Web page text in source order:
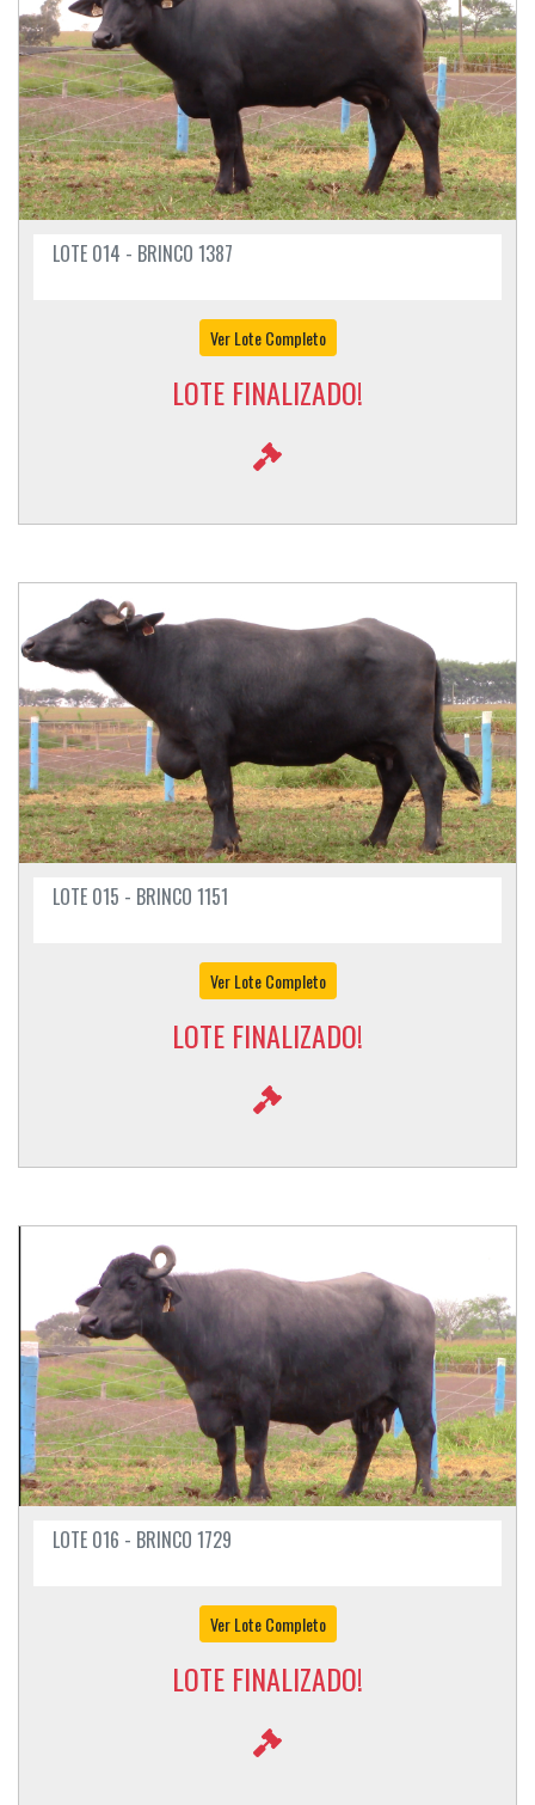
LOTE 014 - BRINCO 1387
Ver Lote Completo
LOTE FINALIZADO!
LOTE 015 - BRINCO 1151
Ver Lote Completo
LOTE FINALIZADO!
LOTE 016 - BRINCO 1729
Ver Lote Completo
LOTE FINALIZADO!